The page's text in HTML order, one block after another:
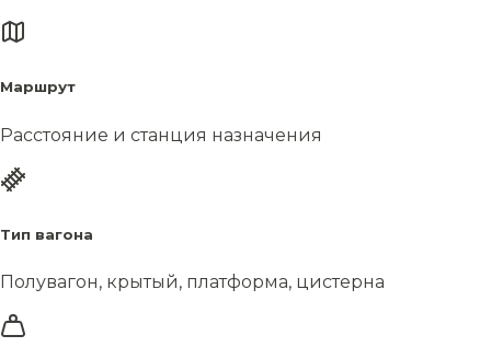
Маршрут
Расстояние и станция назначения
Тип вагона
Полувагон, крытый, платформа, цистерна